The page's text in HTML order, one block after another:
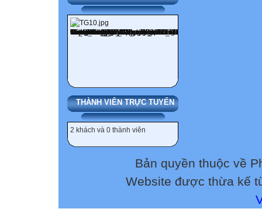
THÀNH VIÊN TRỰC TUYẾN
2 khách và 0 thành viên
III. CÁC
1. Danh hiệu thi
Bản quyền thuộc về
Website được thừa kế